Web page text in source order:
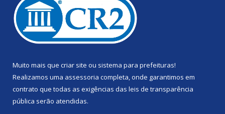
Muito mais que criar site ou sistema para prefeituras!
Realizamos uma assessoria completa, onde garantimos em
contrato que todas as exigências das leis de transparência
pública serão atendidas.